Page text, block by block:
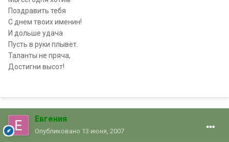
Поздравить тебя
С днем твоих именин!
И дольше удача
Пусть в руки плывет.
Таланты не пряча,
Достигни высот!
Евгения
Опубликовано 13 июня, 2007